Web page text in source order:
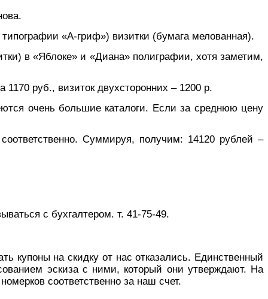
«А-гриф») визитки (бумага мелованная).
в «Яблоке» и «Диана» полиграфии, хотя заметим,
1170 руб., визиток двухсторонних – 1200 р.
очень большие каталоги. Если за среднюю цену
Суммируя, получим: 14120 рублей –
с бухгалтером. т. 41-75-49.
купоны на скидку от нас отказались. Единственный
эскиза с ними, который они утверждают. На
соответственно за наш счет.